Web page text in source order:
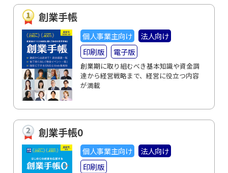
創業手帳
個人事業主向け
法人向け
印刷版
電子版
創業期に取り組むべき基本知識や資金調
達から経営戦略まで、経営に役立つ内容
が満載
創業手帳0
個人事業主向け
法人向け
印刷版